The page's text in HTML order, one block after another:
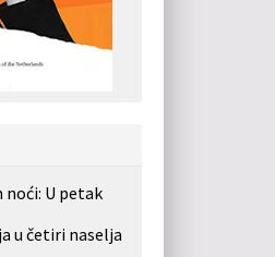
noći: U petak
u četiri naselja